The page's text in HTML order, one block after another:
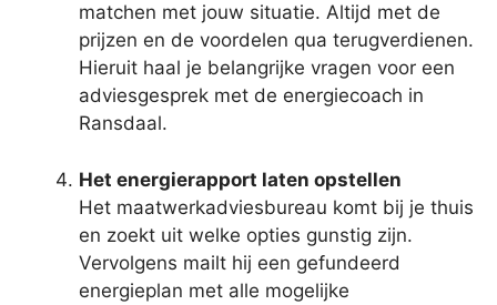
matchen met jouw situatie. Altijd met de
prijzen en de voordelen qua terugverdienen.
Hieruit haal je belangrijke vragen voor een
adviesgesprek met de energiecoach in
Ransdaal.
Het energierapport laten opstellen
Het maatwerkadviesbureau komt bij je thuis
en zoekt uit welke opties gunstig zijn.
Vervolgens mailt hij een gefundeerd
energieplan met alle mogelijke